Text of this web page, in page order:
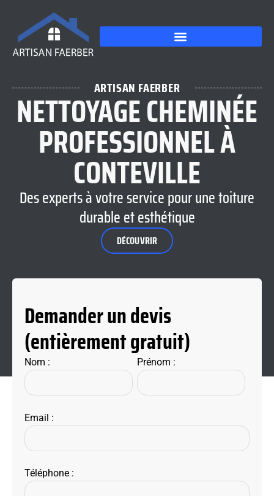
ARTISAN FAERBER
NETTOYAGE CHEMINÉE
PROFESSIONNEL À
CONTEVILLE
Des experts à votre service pour une toiture
durable et esthétique
DÉCOUVRIR
Demander un devis
(entièrement gratuit)
Nom : Prénom :
Email :
Téléphone :